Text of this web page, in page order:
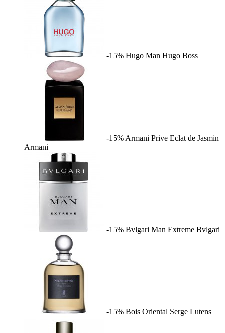
-15% Hugo Man Hugo Boss
-15% Armani Prive Eclat de Jasmin
Armani
-15% Bvlgari Man Extreme Bvlgari
-15% Bois Oriental Serge Lutens